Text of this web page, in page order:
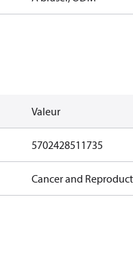
Valeur
5702428511735
Cancer and